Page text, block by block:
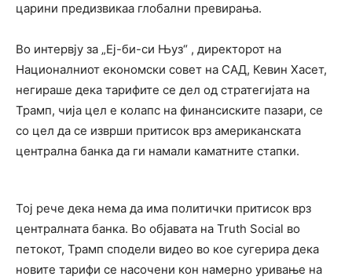
царини предизвикаа глобални превирања.
Во интервју за „Еј-би-си Њуз“ , директорот на
Националниот економски совет на САД, Кевин Хасет,
негираше дека тарифите се дел од стратегијата на
Трамп, чија цел е колапс на финансиските пазари, се
со цел да се изврши притисок врз американската
централна банка да ги намали каматните стапки.
Тој рече дека нема да има политички притисок врз
централната банка. Во објавата на Truth Social во
петокот, Трамп сподели видео во кое сугерира дека
новите тарифи се насочени кон намерно уривање на